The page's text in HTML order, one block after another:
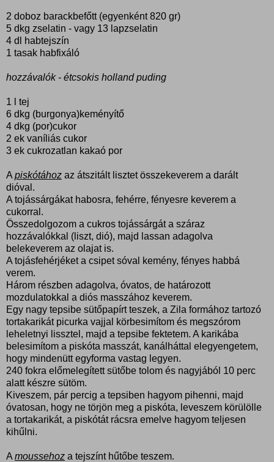
2 doboz barackbefőtt (egyenként 820 gr)
5 dkg zselatin - vagy 13 lapzselatin
4 dl habtejszín
1 tasak habfixáló
hozzávalók - étcsokis holland puding
1 l tej
6 dkg (burgonya)keményítő
4 dkg (por)cukor
2 ek vaníliás cukor
3 ek cukrozatlan kakaó por
A piskótához az átszitált lisztet összekeverem a darált
dióval.
A tojássárgákat habosra, fehérre, fényesre keverem a
cukorral.
Összedolgozom a cukros tojássárgát a száraz
hozzávalókkal (liszt, dió), majd lassan adagolva
belekeverem az olajat is.
A tojásfehérjéket a csipet sóval kemény, fényes habbá
verem.
Három részben adagolva, óvatos, de határozott
mozdulatokkal a diós masszához keverem.
Egy nagy tepsibe sütőpapírt teszek, a Zila formához tartozó
tortakarikát picurka vajjal körbesimítom és megszórom
leheletnyi lissztel, majd a tepsibe fektetem. A karikába
belesimítom a piskóta masszát, kanálháttal elegyengetem,
hogy mindenütt egyforma vastag legyen.
240 fokra előmelegített sütőbe tolom és nagyjából 10 perc
alatt készre sütöm.
Kiveszem, pár percig a tepsiben hagyom pihenni, majd
óvatosan, hogy ne törjön meg a piskóta, leveszem körülölle
a tortakarikát, a piskótát rácsra emelve hagyom teljesen
kihűlni.
A moussehoz a tejszínt hűtőbe teszem.